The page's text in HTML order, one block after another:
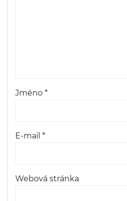
Jméno *
E-mail *
Webová stránka